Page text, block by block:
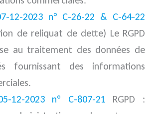
12-2023 n° C-26-22 & C-64-22
de reliquat de dette) Le RGPD
au traitement des données de
fournissant des informations
12-2023 n° C-807-21 RGPD :